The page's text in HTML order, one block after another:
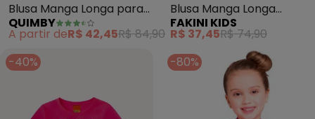
Blusa Manga Longa para
Menina (Rosa)
QUIMBY
A partir deR$ 42,45R$ 84,90
Blusa Manga Longa
(Rosa)
FAKINI KIDS
R$ 37,45R$ 74,90
-40%
-80%